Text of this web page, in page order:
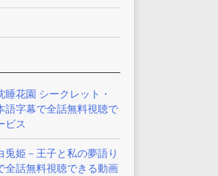
睡花園 シークレット・
語字幕で全話無料視聴で
ビス
兎姫－王子と私の夢語り
全話無料視聴できる動画